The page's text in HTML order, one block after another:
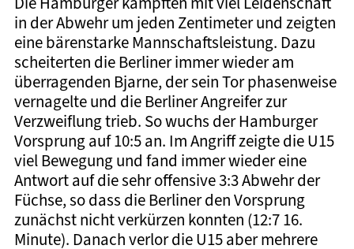
in der Abwehr um jeden Zentimeter und zeigten
eine bärenstarke Mannschaftsleistung. Dazu
scheiterten die Berliner immer wieder am
überragenden Bjarne, der sein Tor phasenweise
vernagelte und die Berliner Angreifer zur
Verzweiflung trieb. So wuchs der Hamburger
Vorsprung auf 10:5 an. Im Angriff zeigte die U15
viel Bewegung und fand immer wieder eine
Antwort auf die sehr offensive 3:3 Abwehr der
Füchse, so dass die Berliner den Vorsprung
zunächst nicht verkürzen konnten (12:7 16.
Minute). Danach verlor die U15 aber mehrere